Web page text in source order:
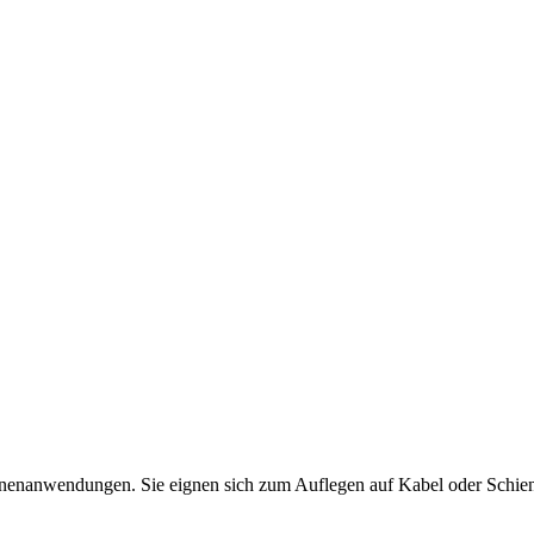
Sie eignen sich zum Auflegen auf Kabel oder